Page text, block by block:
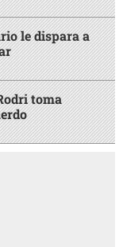
le dispara a
toma